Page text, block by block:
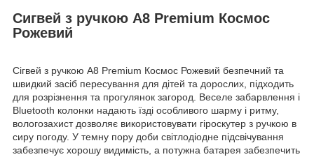
Сигвей з ручкою А8 Premium Космос
Рожевий
Сігвей з ручкою А8 Premium Космос Рожевий безпечний та
швидкий засіб пересування для дітей та дорослих, підходить
для розрізнення та прогулянок загород. Веселе забарвлення і
Bluetooth колонки надають їзді особливого шарму і ритму,
вологозахист дозволяє використовувати гіроскутер з ручкою в
сиру погоду. У темну пору доби світлодіодне підсвічування
забезпечує хорошу видимість, а потужна батарея забезпечить